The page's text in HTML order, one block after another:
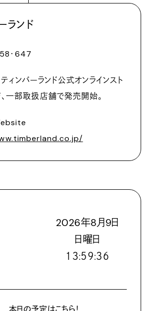
ランド
･647
ティンバーランド公式オンラインスト
一部取扱店舗で発売開始。
2026年8月9日
日曜日
１３:５９:３７